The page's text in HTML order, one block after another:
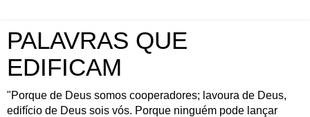
PALAVRAS QUE
EDIFICAM
"Porque de Deus somos cooperadores; lavoura de Deus,
edifício de Deus sois vós. Porque ninguém pode lançar